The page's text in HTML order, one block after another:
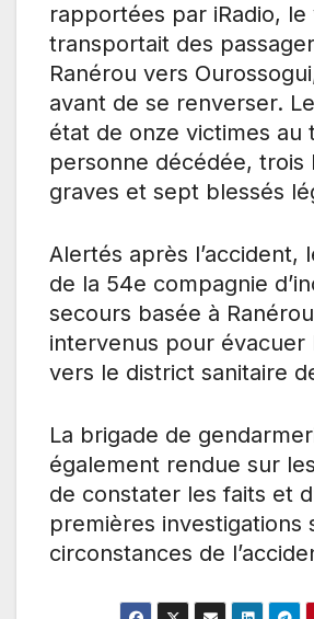
rapportées par iRadio, le
transportait des
Ranérou vers
avant de se renverser.
état de onze victimes au
personne décédée, trois
graves et sept blessés
Alertés après l’accident,
de la 54e compagnie
secours basée à
intervenus pour évacuer
vers le district sanitaire
La brigade de
également rendue sur
de constater les faits et
premières investigations
circonstances de